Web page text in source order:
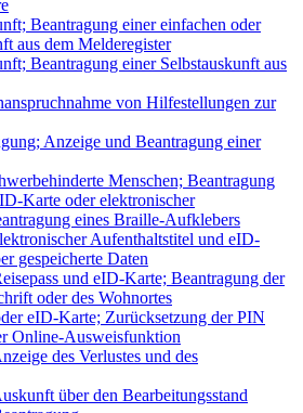
Beantragung einer einfachen oder
aus dem Melderegister
Beantragung einer Selbstauskunft aus
von Hilfestellungen zur
Anzeige und Beantragung einer
Menschen; Beantragung
Karte oder elektronischer
eines Braille-Aufklebers
Aufenthaltstitel und eID-
gespeicherte Daten
und eID-Karte; Beantragung der
oder des Wohnortes
eID-Karte; Zurücksetzung der PIN
Online-Ausweisfunktion
des Verlustes und des
über den Bearbeitungsstand